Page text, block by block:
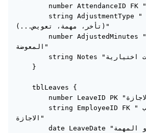
number AttendanceID FK "مرتبط بالحضور"
string AdjustmentType "نوع المعالجة
(تأخر، مهمة، تعويض...)"
number AdjustedMinutes "عدد الدقائق
المعوضة"
string Notes "ملاحظات اختيارية"
}
tblLeaves {
number LeaveID PK "رقم سجل الاجازة"
string EmployeeID FK "الموظف صاحب
الاجازة"
date LeaveDate "تاريخ الاجازة أو المهمة"